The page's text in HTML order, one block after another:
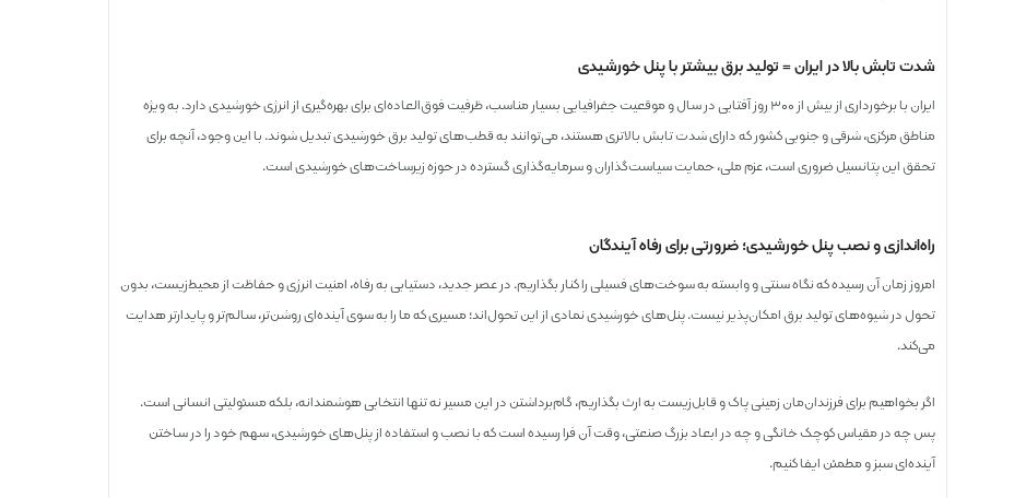
شدت تابش بالا در ایران = تولید برق بیشتر با پنل خورشیدی
ایران با برخورداری از بیش از ۳۰۰ روز آفتابی در سال و موقعیت جغرافیایی بسیار مناسب، ظرفیت فوق‌العاده‌ای برای بهره‌گیری از انرژی خورشیدی دارد. به ویژه
مناطق مرکزی، شرقی و جنوبی کشور که دارای شدت تابش بالاتری هستند، می‌توانند به قطب‌های تولید برق خورشیدی تبدیل شوند. با این وجود، آنچه برای
تحقق این پتانسیل ضروری است، عزم ملی، حمایت سیاست‌گذاران و سرمایه‌گذاری گسترده در حوزه زیرساخت‌های خورشیدی است.
راه‌اندازی و نصب پنل خورشیدی؛ ضرورتی برای رفاه آیندگان
امروز زمان آن رسیده که نگاه سنتی و وابسته به سوخت‌های فسیلی را کنار بگذاریم. در عصر جدید، دستیابی به رفاه، امنیت انرژی و حفاظت از محیط‌زیست، بدون
تحول در شیوه‌های تولید برق امکان‌پذیر نیست. پنل‌های خورشیدی نمادی از این تحول‌اند؛ مسیری که ما را به سوی آینده‌ای روشن‌تر، سالم‌تر و پایدارتر هدایت
می‌کند.
اگر بخواهیم برای فرزندان‌مان زمینی پاک و قابل‌زیست به ارث بگذاریم، گام‌برداشتن در این مسیر نه تنها انتخابی هوشمندانه، بلکه مسئولیتی انسانی است.
پس چه در مقیاس کوچک خانگی و چه در ابعاد بزرگ صنعتی، وقت آن فرا رسیده است که با نصب و استفاده از پنل‌های خورشیدی، سهم خود را در ساختن
آینده‌ای سبز و مطمئن ایفا کنیم.